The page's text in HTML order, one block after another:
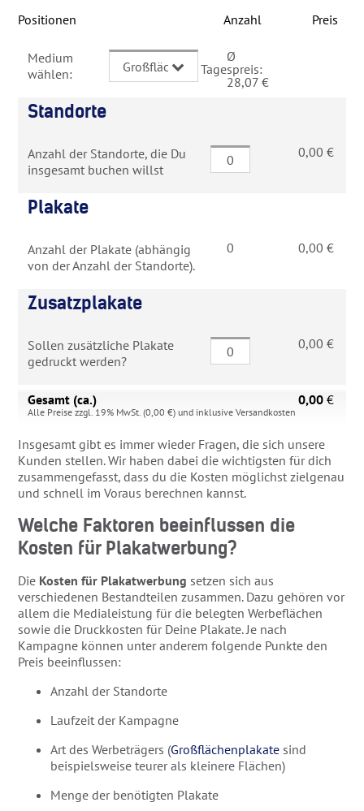
Anzahl
Preis
Positionen
Ø
Tagespreis:
28,07€
Medium
wählen:
Standorte
0,00 €
Anzahl der Standorte, die Du
insgesamt buchen willst
Plakate
0 0,00 €
Anzahl der Plakate (abhängig
von der Anzahl der Standorte).
Zusatzplakate
0,00 €
Sollen zusätzliche Plakate
gedruckt werden?
0,00€
Gesamt (ca.)
Alle Preise zzgl. 19% MwSt. (0,00 €) und inklusive Versandkosten
Insgesamt gibt es immer wieder Fragen, die sich unsere
Kunden stellen. Wir haben dabei die wichtigsten für dich
zusammengefasst, dass du die Kosten möglichst zielgenau
und schnell im Voraus berechnen kannst.
Welche Faktoren beeinflussen die
Kosten für Plakatwerbung?
Die Kosten für Plakatwerbung setzen sich aus
verschiedenen Bestandteilen zusammen. Dazu gehören vor
allem die Medialeistung für die belegten Werbeflächen
sowie die Druckkosten für Deine Plakate. Je nach
Kampagne können unter anderem folgende Punkte den
Preis beeinflussen:
Anzahl der Standorte
Laufzeit der Kampagne
Art des Werbeträgers (Großflächenplakatesind
beispielsweise teurer als kleinere Flächen)
Menge der benötigten Plakate